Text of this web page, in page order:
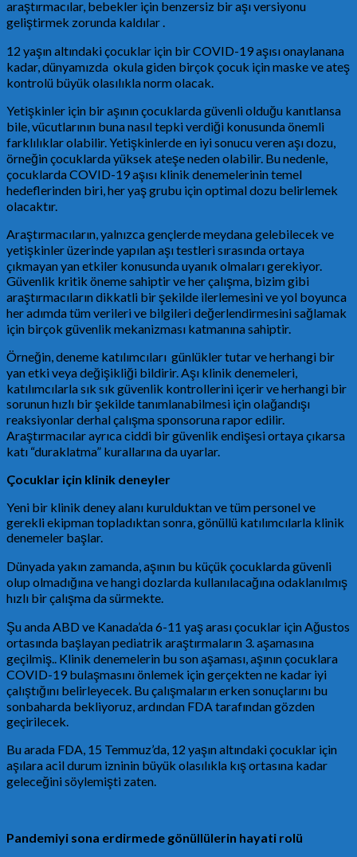
araştırmacılar, bebekler için benzersiz bir aşı versiyonu
geliştirmek zorunda kaldılar .
12 yaşın altındaki çocuklar için bir COVID-19 aşısı onaylanana
kadar, dünyamızda okula giden birçok çocuk için maske ve ateş
kontrolü büyük olasılıkla norm olacak.
Yetişkinler için bir aşının çocuklarda güvenli olduğu kanıtlansa
bile, vücutlarının buna nasıl tepki verdiği konusunda önemli
farklılıklar olabilir. Yetişkinlerde en iyi sonucu veren aşı dozu,
örneğin çocuklarda yüksek ateşe neden olabilir. Bu nedenle,
çocuklarda COVID-19 aşısı klinik denemelerinin temel
hedeflerinden biri, her yaş grubu için optimal dozu belirlemek
olacaktır.
Araştırmacıların, yalnızca gençlerde meydana gelebilecek ve
yetişkinler üzerinde yapılan aşı testleri sırasında ortaya
çıkmayan yan etkiler konusunda uyanık olmaları gerekiyor.
Güvenlik kritik öneme sahiptir ve her çalışma, bizim gibi
araştırmacıların dikkatli bir şekilde ilerlemesini ve yol boyunca
her adımda tüm verileri ve bilgileri değerlendirmesini sağlamak
için birçok güvenlik mekanizması katmanına sahiptir.
Örneğin, deneme katılımcıları günlükler tutar ve herhangi bir
yan etki veya değişikliği bildirir. Aşı klinik denemeleri,
katılımcılarla sık sık güvenlik kontrollerini içerir ve herhangi bir
sorunun hızlı bir şekilde tanımlanabilmesi için olağandışı
reaksiyonlar derhal çalışma sponsoruna rapor edilir.
Araştırmacılar ayrıca ciddi bir güvenlik endişesi ortaya çıkarsa
katı “duraklatma” kurallarına da uyarlar.
Çocuklar için klinik deneyler
Yeni bir klinik deney alanı kurulduktan ve tüm personel ve
gerekli ekipman topladıktan sonra, gönüllü katılımcılarla klinik
denemeler başlar.
Dünyada yakın zamanda, aşının bu küçük çocuklarda güvenli
olup olmadığına ve hangi dozlarda kullanılacağına odaklanılmış
hızlı bir çalışma da sürmekte.
Şu anda ABD ve Kanada’da 6-11 yaş arası çocuklar için Ağustos
ortasında başlayan pediatrik araştırmaların 3. aşamasına
geçilmiş.. Klinik denemelerin bu son aşaması, aşının çocuklara
COVID-19 bulaşmasını önlemek için gerçekten ne kadar iyi
çalıştığını belirleyecek. Bu çalışmaların erken sonuçlarını bu
sonbaharda bekliyoruz, ardından FDA tarafından gözden
geçirilecek.
Bu arada FDA, 15 Temmuz’da, 12 yaşın altındaki çocuklar için
aşılara acil durum izninin büyük olasılıkla kış ortasına kadar
geleceğini söylemişti zaten.
Pandemiyi sona erdirmede gönüllülerin hayati rolü